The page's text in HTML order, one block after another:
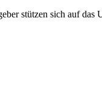
stützen sich auf das